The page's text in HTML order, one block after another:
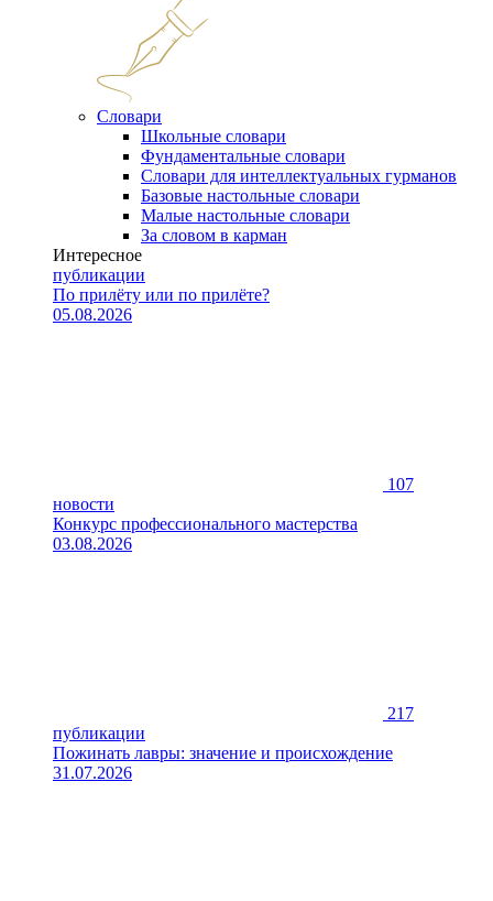
Словари
Школьные словари
Фундаментальные словари
Словари для интеллектуальных гурманов
Базовые настольные словари
Малые настольные словари
За словом в карман
Интересное
публикации
По прилёту или по прилёте?
05.08.2026
107
новости
Конкурс профессионального мастерства
03.08.2026
217
публикации
Пожинать лавры: значение и происхождение
31.07.2026